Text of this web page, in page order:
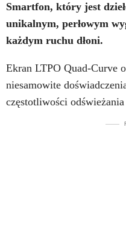
Smartfon, który jest
unikalnym, perłowym
każdym ruchu dłoni.
Ekran LTPO Quad-Curve
niesamowite
częstotliwości